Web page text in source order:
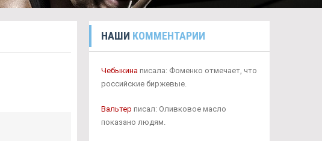
НАШИ КОММЕНТАРИИ
Чебыкинаписала: Фоменко отмечает, что
российские биржевые.
Вальтер писал: Оливковое масло
показано людям.